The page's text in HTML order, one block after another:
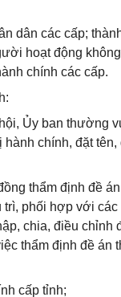
dân các cấp;
hoạt động
chính các cấp.
Ủy ban thường
chính, đặt
thẩm định đề
phối hợp với
chia, điều
thẩm định đề án
cấp tỉnh;